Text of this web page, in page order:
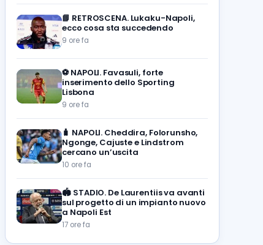
📘 RETROSCENA. Lukaku-Napoli,
ecco cosa sta succedendo
9 ore fa
⚽️ NAPOLI. Favasuli, forte
inserimento dello Sporting
Lisbona
9 ore fa
🧳 NAPOLI. Cheddira, Folorunsho,
Ngonge, Cajuste e Lindstrom
cercano un’uscita
10 ore fa
🏟️ STADIO. De Laurentiis va avanti
sul progetto di un impianto nuovo
a Napoli Est
17 ore fa